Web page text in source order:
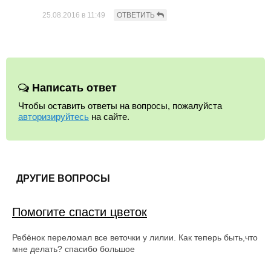
25.08.2016 в 11:49
Написать ответ
Чтобы оставить ответы на вопросы, пожалуйста
авторизируйтесь на сайте.
ДРУГИЕ ВОПРОСЫ
Помогите спасти цветок
Ребёнок переломал все веточки у лилии. Как теперь быть,что
мне делать? спасибо большое